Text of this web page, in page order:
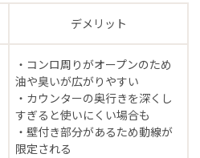
デメリット
・コンロ周りがオープンのため
油や臭いが広がりやすい
・カウンターの奥行きを深くし
すぎると使いにくい場合も
・壁付き部分があるため動線が
限定される